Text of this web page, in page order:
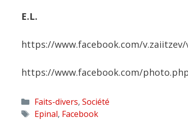
E.L.
https://www.facebook.com/v.zaiitzev/
https://www.facebook.com/
Catégories
Faits-divers, Société
Étiquettes
Epinal, Facebook